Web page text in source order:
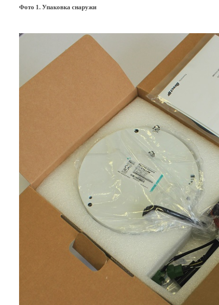
Фото 1. Упаковка снаружи